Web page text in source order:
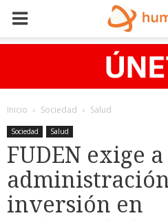
Inicio Sociedad Salud
Sociedad Salud
FUDEN exige
inversión en